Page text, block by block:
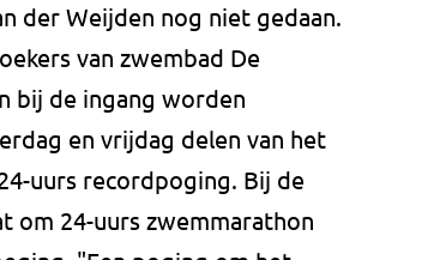
der Weijden nog niet gedaan.
van zwembad De
bij de ingang worden
en vrijdag delen van het
uurs recordpoging. Bij de
om 24-uurs zwemmarathon